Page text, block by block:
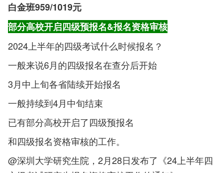
白金班959/1019元
部分高校开启四级预报名&报名资格审核
2024上半年的四级考试什么时候报名？
一般来说6月的四级报名在查分后开始
3月中上旬各省陆续开始报名
一般持续到4月中旬结束
已有部分高校开启了四级预报名
和四级报名资格审核的工作。
@深圳大学研究生院，2月28日发布了《24上半年四